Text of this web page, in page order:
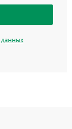
данных